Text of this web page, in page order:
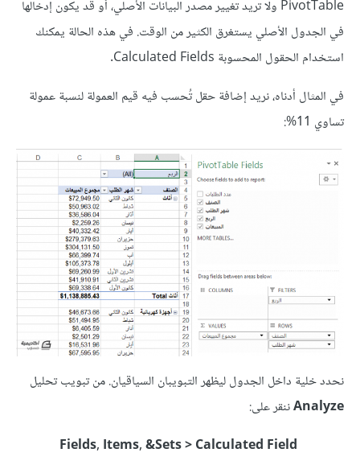
PivotTable ولا تريد تغيير مصدر البيانات الأصلي، أو قد يكون إدخالها
في الجدول الأصلي يستغرق الكثير من الوقت. في هذه الحالة يمكنك
استخدام الحقول المحسوبة Calculated Fields.
في المثال أدناه، نريد إضافة حقل تُحسب فيه قيم العمولة لنسبة عمولة
تساوي 11%:
نحدد خلية داخل الجدول ليظهر التبويبان السياقيان. من تبويب تحليل
Analyzeننقر على: